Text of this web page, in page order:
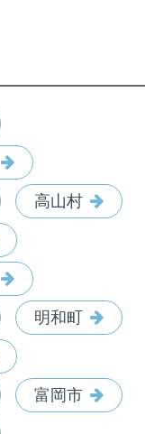
高山村
明和町
富岡市